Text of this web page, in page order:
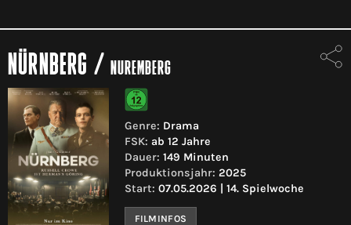
NÜRNBERG / NUREMBERG
Genre: Drama
FSK: ab 12 Jahre
Dauer: 149 Minuten
Produktionsjahr: 2025
Start: 07.05.2026 | 14. Spielwoche
FILMINFOS